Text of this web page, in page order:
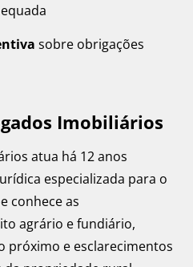
sobre obrigações
Imobiliários
atua há 12 anos
especializada para o
conhece as
agrário e fundiário,
próximo e esclarecimentos